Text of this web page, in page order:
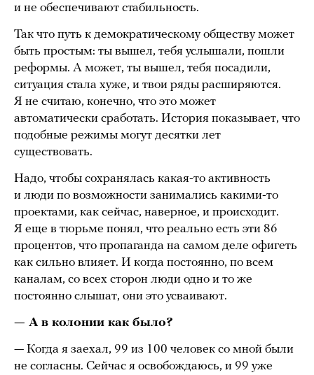
и не обеспечивают стабильность.
Так что путь к демократическому обществу может
быть простым: ты вышел, тебя услышали, пошли
реформы. А может, ты вышел, тебя посадили,
ситуация стала хуже, и твои ряды расширяются.
Я не считаю, конечно, что это может
автоматически сработать. История показывает, что
подобные режимы могут десятки лет
существовать.
Надо, чтобы сохранялась какая-то активность
и люди по возможности занимались какими-то
проектами, как сейчас, наверное, и происходит.
Я еще в тюрьме понял, что реально есть эти 86
процентов, что пропаганда на самом деле офигеть
как сильно влияет. И когда постоянно, по всем
каналам, со всех сторон люди одно и то же
постоянно слышат, они это усваивают.
— А в колонии как было?
— Когда я заехал, 99 из 100 человек со мной были
не согласны. Сейчас я освобождаюсь, и 99 уже